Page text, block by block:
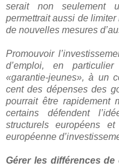
serait non seulement
permettrait aussi de
de nouvelles mesures
Promouvoir
d’emploi, en
«garantie-jeunes», à un
cent des dépenses des
pourrait être rapidement
certains défendent
structurels européens
européenne
Gérer les différences